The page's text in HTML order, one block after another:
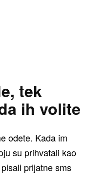
tek
ih volite
odete. Kada im
su prihvatali kao
prijatne sms